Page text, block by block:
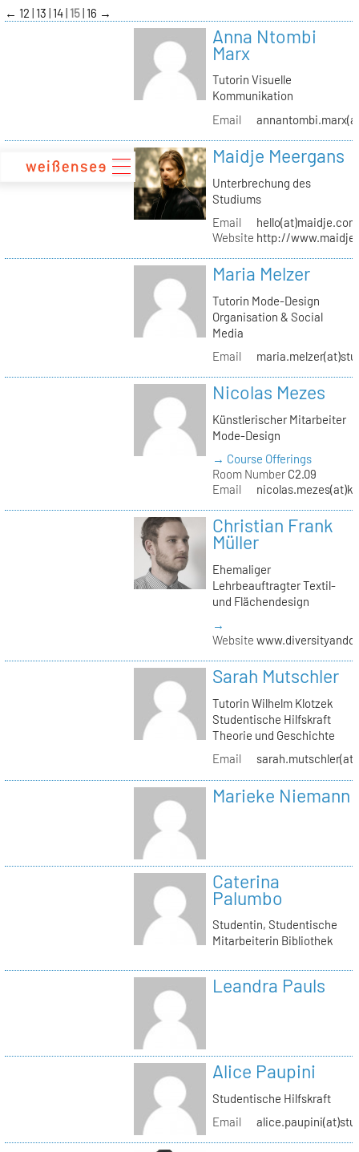
zum
Inhalt
← 12 13 14 15 16 →
Anna Ntombi
Marx
Tutorin Visuelle
Kommunikation
Email
Maidje Meergans
Unterbrechung des
Studiums
Email
hello(at)maidje.com
Website http://
Maria Melzer
Tutorin Mode-Design
Organisation & Social
Media
Email
Nicolas Mezes
Künstlerischer Mitarbeiter
Mode-Design
→ Course Offerings
Room NumberC2.09
Email
Christian Frank
Müller
Ehemaliger
Lehrbeauftragter Textil-
und Flächendesign
→
Website
Sarah Mutschler
Tutorin Wilhelm Klotzek
Studentische Hilfskraft
Theorie und Geschichte
Email
Marieke Niemann
Caterina
Palumbo
Studentin, Studentische
Mitarbeiterin Bibliothek
Leandra Pauls
Alice Paupini
Studentische Hilfskraft
Email